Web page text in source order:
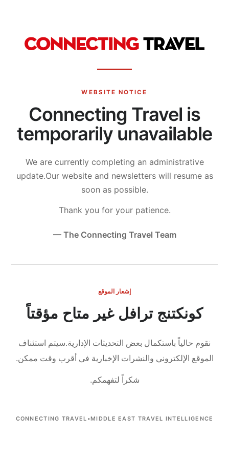
WEBSITE NOTICE
Connecting Travel is
temporarily unavailable
We are currently completing an administrative
update.Our website and newsletters will resume as
soon as possible.
Thank you for your patience.
— The Connecting Travel Team
إشعار الموقع
كونكتنج ترافل غير متاح مؤقتاً
نقوم حالياً باستكمال بعض التحديثات الإدارية.سيتم استئناف
الموقع الإلكتروني والنشرات الإخبارية في أقرب وقت ممكن.
شكراً لتفهمكم.
CONNECTING TRAVEL •MIDDLE EAST TRAVEL INTELLIGENCE